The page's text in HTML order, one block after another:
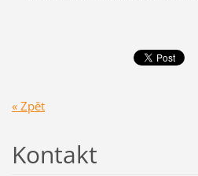
« Zpět
Kontakt